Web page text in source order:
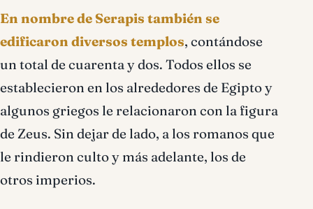
En nombre de Serapis también se
edificaron diversos templos, contándose
un total de cuarenta y dos. Todos ellos se
establecieron en los alrededores de Egipto y
algunos griegos le relacionaron con la figura
de Zeus. Sin dejar de lado, a los romanos que
le rindieron culto y más adelante, los de
otros imperios.